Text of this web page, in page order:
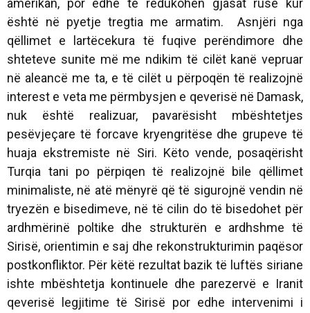
amerikan, por edhe të redukohen gjasat ruse kur
është në pyetje tregtia me armatim. Asnjëri nga
qëllimet e lartëcekura të fuqive perëndimore dhe
shteteve sunite më me ndikim të cilët kanë vepruar
në aleancë me ta, e të cilët u përpoqën të realizojnë
interest e veta me përmbysjen e qeverisë në Damask,
nuk është realizuar, pavarësisht mbështetjes
pesëvjeçare të forcave kryengritëse dhe grupeve të
huaja ekstremiste në Siri. Këto vende, posaqërisht
Turqia tani po përpiqen të realizojnë bile qëllimet
minimaliste, në atë mënyrë që të sigurojnë vendin në
tryezën e bisedimeve, në të cilin do të bisedohet për
ardhmërinë poltike dhe strukturën e ardhshme të
Sirisë, orientimin e saj dhe rekonstrukturimin paqësor
postkonfliktor. Për këtë rezultat bazik të luftës siriane
ishte mbështetja kontinuele dhe parezervë e Iranit
qeverisë legjitime të Sirisë por edhe intervenimi i